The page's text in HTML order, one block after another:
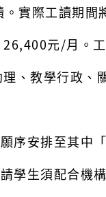
實際工讀期間
元/月。
、教學行政
序安排至其中
學生須配合機